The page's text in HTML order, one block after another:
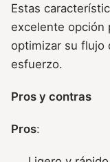
Estas
excelente opción
optimizar su flujo
esfuerzo.
Pros y contras
Pros: